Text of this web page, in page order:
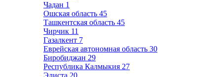
Чадан 1
Ошская область 45
Ташкентская область 45
Чирчик 11
Газалкент 7
Еврейская автономная область 30
Биробиджан 29
Республика Калмыкия 27
Элиста 20